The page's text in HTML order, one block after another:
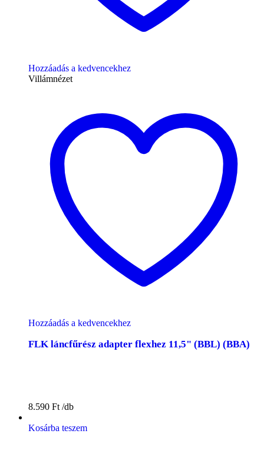
Hozzáadás a kedvencekhez
Villámnézet
Hozzáadás a kedvencekhez
FLK láncfűrész adapter flexhez 11,5" (BBL) (BBA)
8.590 Ft
Kosárba teszem